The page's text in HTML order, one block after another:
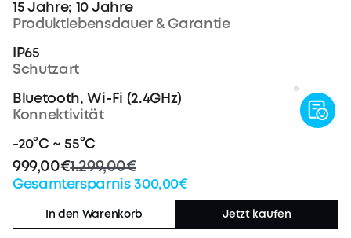
999,00€1.299,00€
Gesamtersparnis 300,00€
In den Warenkorb Jetzt kaufen
15 Jahre; 10 Jahre
Produktlebensdauer & Garantie
IP65
Schutzart
Bluetooth, Wi-Fi (2.4GHz)
Konnektivität
-20°C ~ 55°C
Betriebstemperaturbereich
460 × 254 × 279mm
Abmessungen